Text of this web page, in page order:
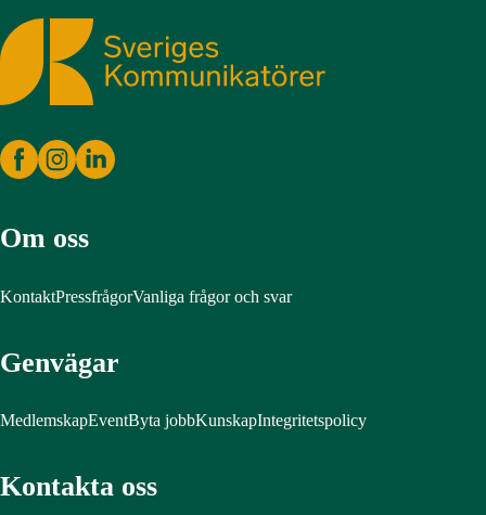
Sveriges Kommunikatörer
Om oss
KontaktPressfrågorVanliga frågor och svar
Genvägar
MedlemskapEventByta jobbKunskapIntegritetspolicy
Kontakta oss